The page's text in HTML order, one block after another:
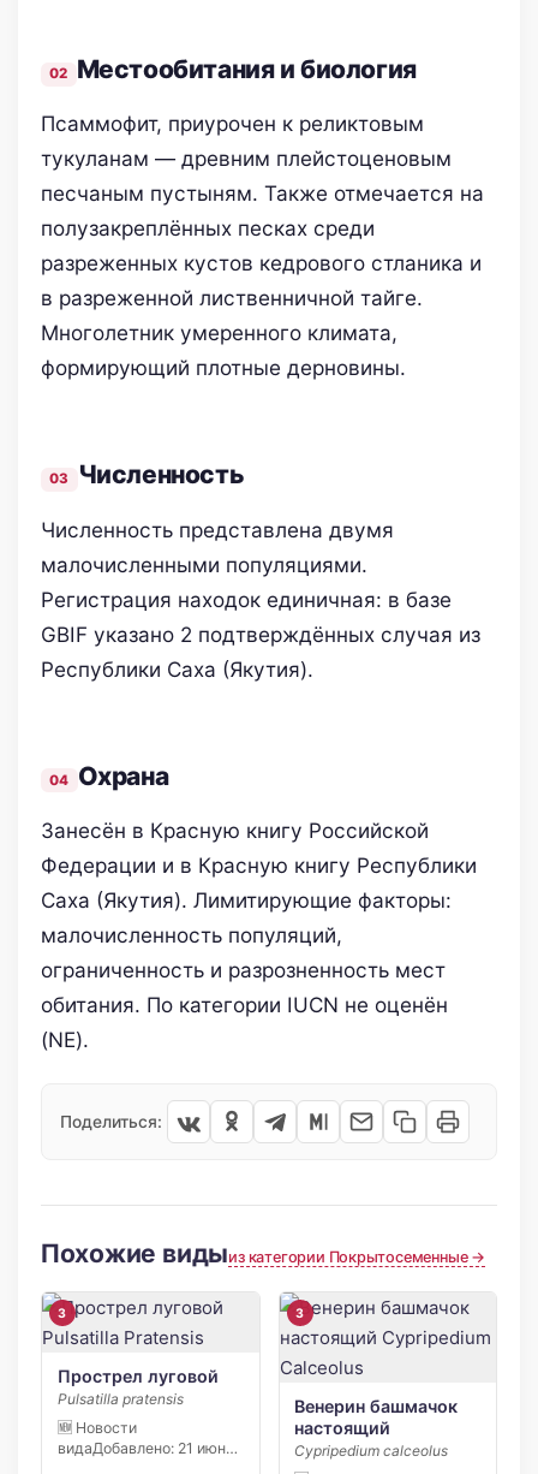
Местообитания и биология
Псаммофит, приурочен к реликтовым
тукуланам — древним плейстоценовым
песчаным пустыням. Также отмечается на
полузакреплённых песках среди
разреженных кустов кедрового стланика и
в разреженной лиственничной тайге.
Многолетник умеренного климата,
формирующий плотные дерновины.
Численность
Численность представлена двумя
малочисленными популяциями.
Регистрация находок единичная: в базе
GBIF указано 2 подтверждённых случая из
Республики Саха (Якутия).
Охрана
Занесён в Красную книгу Российской
Федерации и в Красную книгу Республики
Саха (Якутия). Лимитирующие факторы:
малочисленность популяций,
ограниченность и разрозненность мест
обитания. По категории IUCN не оценён
(NE).
Поделиться:
Похожие видыиз категории Покрытосеменные →
3
Прострел луговой
Pulsatilla pratensis
🆕 Новости
видаДобавлено: 21 июня
3
Венерин башмачок
настоящий
Cypripedium calceolus